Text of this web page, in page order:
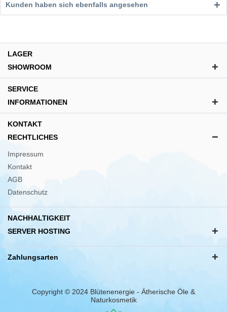
Kunden haben sich ebenfalls angesehen
LAGER
SHOWROOM
SERVICE
INFORMATIONEN
KONTAKT
RECHTLICHES
Impressum
Kontakt
AGB
Datenschutz
NACHHALTIGKEIT
SERVER HOSTING
Zahlungsarten
Copyright © 2024 Blütenenergie - Ätherische Öle &
Naturkosmetik